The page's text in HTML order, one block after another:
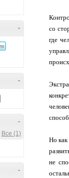
-
-
-
Все (1)
-
со
где
Но как
не